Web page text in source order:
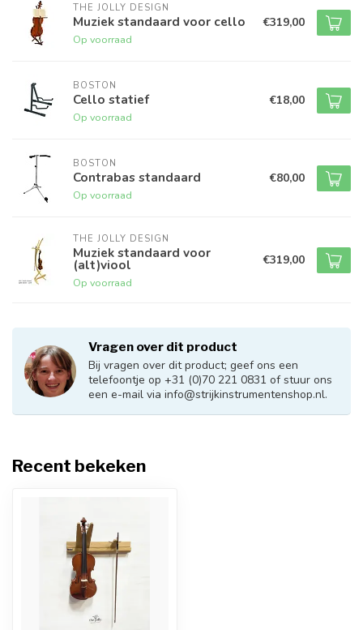
THE JOLLY DESIGN
Muziek standaard voor cello
Op voorraad
€319,00
BOSTON
Cello statief
Op voorraad
€18,00
BOSTON
Contrabas standaard
Op voorraad
€80,00
THE JOLLY DESIGN
Muziek standaard voor
(alt)viool
Op voorraad
€319,00
Vragen over dit product
Bij vragen over dit product; geef ons een
telefoontje op +31 (0)70 221 0831 of stuur ons
een e-mail via info@strijkinstrumentenshop.nl.
Recent bekeken